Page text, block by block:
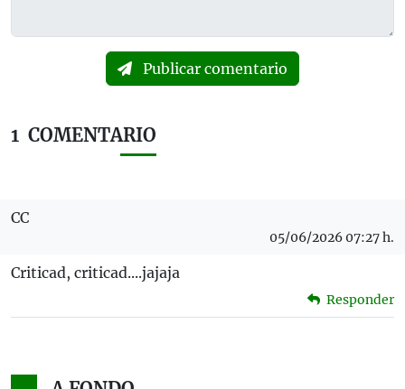
Publicar comentario
1 COMENTARIO
CC
05/06/2026 07:27 h.
Criticad, criticad....jajaja
Responder